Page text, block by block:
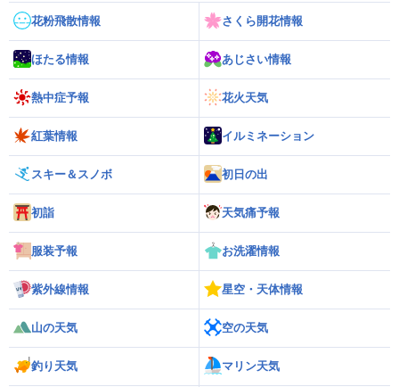
花粉飛散情報 さくら開花情報
ほたる情報 あじさい情報
熱中症予報 花火天気
紅葉情報 イルミネーション
スキー＆スノボ 初日の出
初詣 天気痛予報
服装予報 お洗濯情報
紫外線情報 星空・天体情報
山の天気 空の天気
釣り天気 マリン天気